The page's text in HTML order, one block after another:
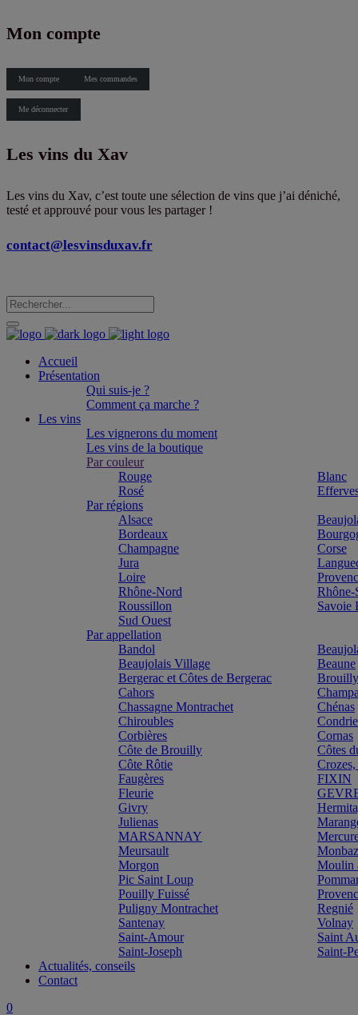
Mon compte
Mon compte Mes commandes
Me déconnecter
Les vins du Xav
Les vins du Xav, c’est toute une sélection de vins que j’ai déniché,
testé et approuvé pour vous les partager !
contact@lesvinsduxav.fr
Accueil
Présentation
Qui suis-je ?
Comment ça marche ?
Les vins
Les vignerons du moment
Les vins de la boutique
Par couleur
Rouge
Blanc
Rosé
Par régions
Alsace
Bordeaux
Champagne
Corse
Jura
Loire
Rhône-Nord
Rhône-
Roussillon
Savoie
Sud Ouest
Par appellation
Bandol
Beaujolais Village
Beaune
Bergerac et Côtes de Bergerac
Brouilly
Cahors
Chassagne Montrachet
Chénas
Chiroubles
Corbières
Cornas
Côte de Brouilly
Côtes
Côte Rôtie
Faugères
FIXIN
Fleurie
Givry
Julienas
MARSANNAY
Meursault
Morgon
Moulin
Pic Saint Loup
Pouilly Fuissé
Puligny Montrachet
Regnié
Santenay
Volnay
Saint-Amour
Saint
Saint-Joseph
Saint-
Actualités, conseils
Contact
0